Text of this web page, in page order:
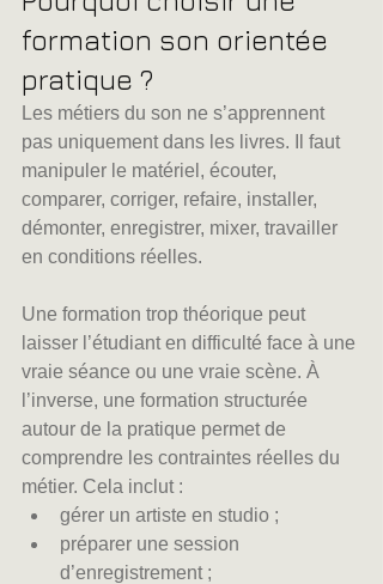
formation son orientée
pratique ?
Les métiers du son ne s’apprennent
pas uniquement dans les livres. Il faut
manipuler le matériel, écouter,
comparer, corriger, refaire, installer,
démonter, enregistrer, mixer, travailler
en conditions réelles.
Une formation trop théorique peut
laisser l’étudiant en difficulté face à une
vraie séance ou une vraie scène. À
l’inverse, une formation structurée
autour de la pratique permet de
comprendre les contraintes réelles du
métier. Cela inclut :
gérer un artiste en studio ;
préparer une session
d’enregistrement ;